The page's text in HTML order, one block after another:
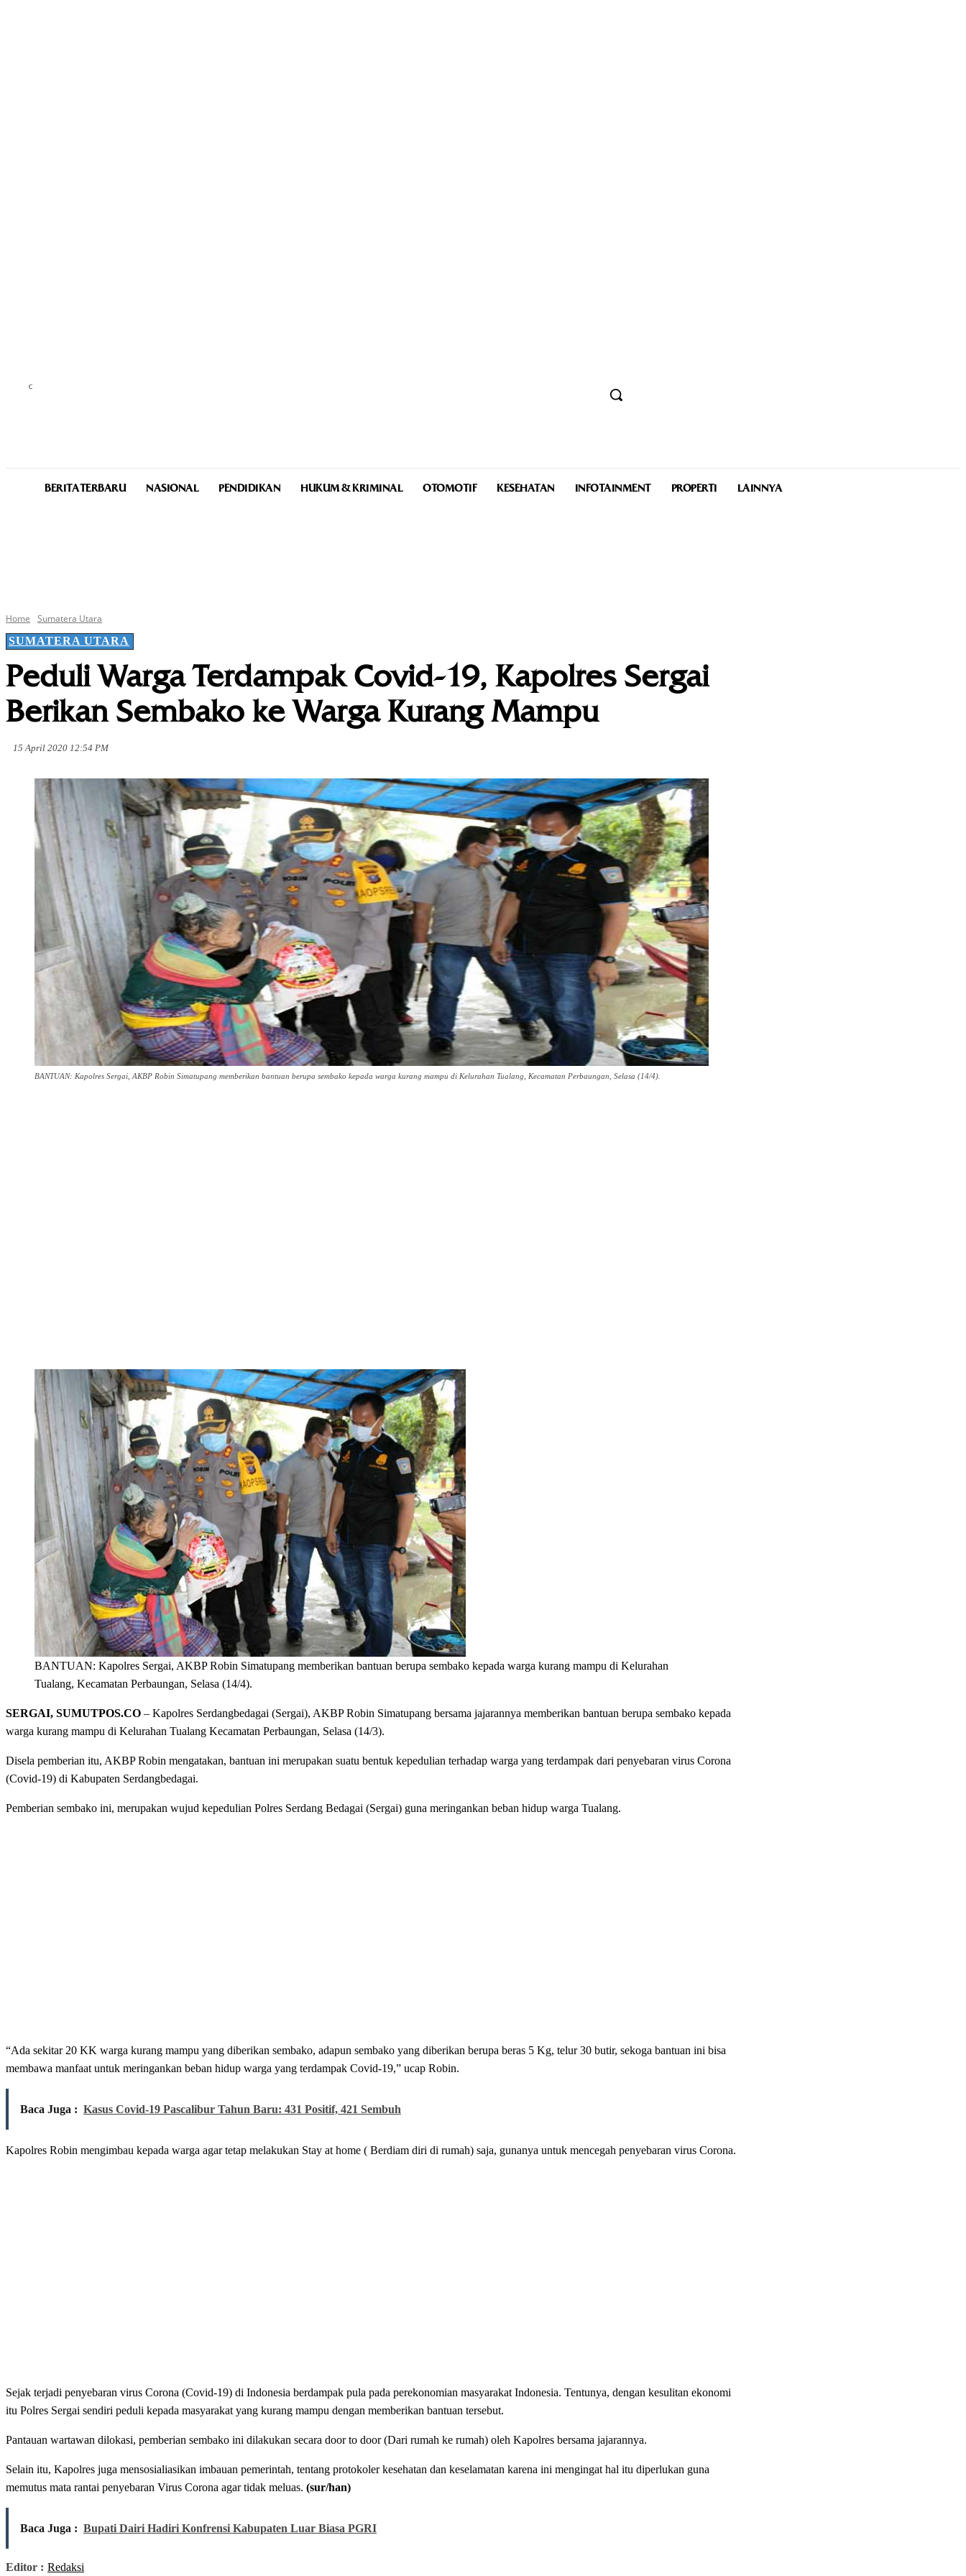
C
BERITA TERBARU NASIONAL PENDIDIKAN HUKUM & KRIMINAL OTOMOTIF KESEHATAN INFOTAINMENT PROPERTI LAINNYA
Home
Sumatera Utara
SUMATERA UTARA
Peduli Warga Terdampak Covid-19, Kapolres Sergai
Berikan Sembako ke Warga Kurang Mampu
15 April 2020 12:54 PM
BANTUAN: Kapolres Sergai, AKBP Robin Simatupang memberikan bantuan berupa sembako kepada warga kurang mampu di Kelurahan Tualang, Kecamatan Perbaungan, Selasa (14/4).
BANTUAN: Kapolres Sergai, AKBP Robin Simatupang memberikan bantuan berupa sembako kepada warga kurang mampu di Kelurahan
Tualang, Kecamatan Perbaungan, Selasa (14/4).
SERGAI, SUMUTPOS.CO – Kapolres Serdangbedagai (Sergai), AKBP Robin Simatupang bersama jajarannya memberikan bantuan berupa sembako kepada
warga kurang mampu di Kelurahan Tualang Kecamatan Perbaungan, Selasa (14/3).
Disela pemberian itu, AKBP Robin mengatakan, bantuan ini merupakan suatu bentuk kepedulian terhadap warga yang terdampak dari penyebaran virus Corona
(Covid-19) di Kabupaten Serdangbedagai.
Pemberian sembako ini, merupakan wujud kepedulian Polres Serdang Bedagai (Sergai) guna meringankan beban hidup warga Tualang.
“Ada sekitar 20 KK warga kurang mampu yang diberikan sembako, adapun sembako yang diberikan berupa beras 5 Kg, telur 30 butir, sekoga bantuan ini bisa
membawa manfaat untuk meringankan beban hidup warga yang terdampak Covid-19,” ucap Robin.
Baca Juga : Kasus Covid-19 Pascalibur Tahun Baru: 431 Positif, 421 Sembuh
Kapolres Robin mengimbau kepada warga agar tetap melakukan Stay at home ( Berdiam diri di rumah) saja, gunanya untuk mencegah penyebaran virus Corona.
Sejak terjadi penyebaran virus Corona (Covid-19) di Indonesia berdampak pula pada perekonomian masyarakat Indonesia. Tentunya, dengan kesulitan ekonomi
itu Polres Sergai sendiri peduli kepada masyarakat yang kurang mampu dengan memberikan bantuan tersebut.
Pantauan wartawan dilokasi, pemberian sembako ini dilakukan secara door to door (Dari rumah ke rumah) oleh Kapolres bersama jajarannya.
Selain itu, Kapolres juga mensosialiasikan imbauan pemerintah, tentang protokoler kesehatan dan keselamatan karena ini mengingat hal itu diperlukan guna
memutus mata rantai penyebaran Virus Corona agar tidak meluas. (sur/han)
Baca Juga : Bupati Dairi Hadiri Konfrensi Kabupaten Luar Biasa PGRI
Editor : Redaksi